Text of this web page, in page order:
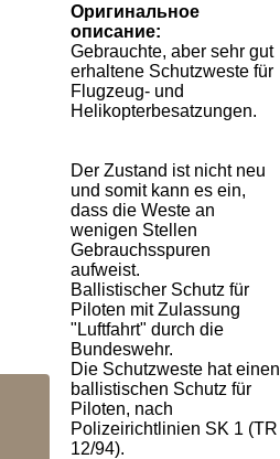
Оригинальное
описание:
Gebrauchte, aber sehr gut
erhaltene Schutzweste für
Flugzeug- und
Helikopterbesatzungen.
Der Zustand ist nicht neu
und somit kann es ein,
dass die Weste an
wenigen Stellen
Gebrauchsspuren
aufweist.
Ballistischer Schutz für
Piloten mit Zulassung
"Luftfahrt" durch die
Bundeswehr.
Die Schutzweste hat einen
ballistischen Schutz für
Piloten, nach
Polizeirichtlinien SK 1 (TR
12/94).